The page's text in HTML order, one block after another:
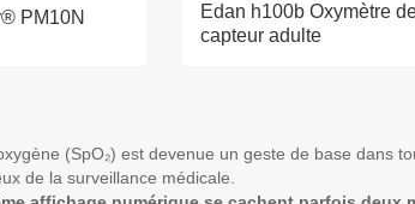
PM10N
Edan h100b Oxymètre
capteur adulte
(SpO₂) est devenue un geste de base dans
de la surveillance médicale.